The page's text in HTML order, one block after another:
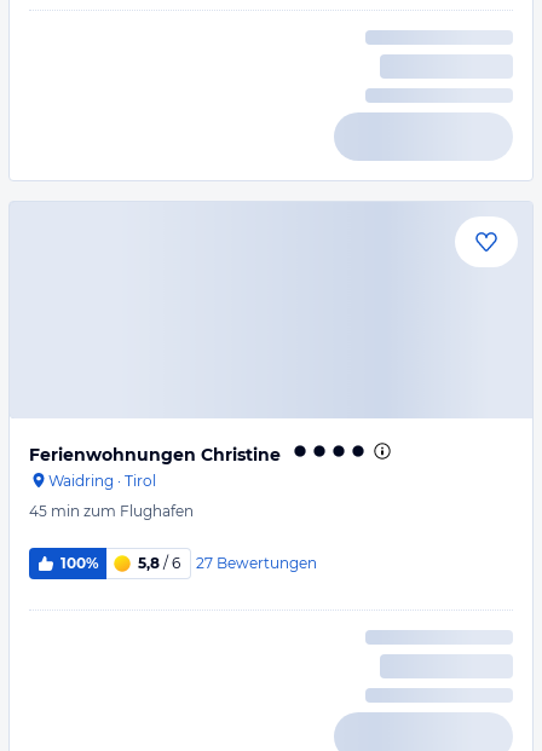
Ferienwohnungen Christine
Waidring · Tirol
45 min zum Flughafen
100% 5,8 / 6 27 Bewertungen